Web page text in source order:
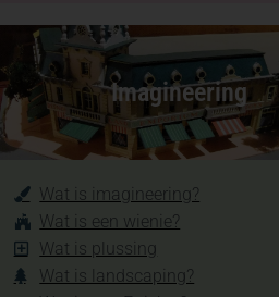
Imagineering
Wat is imagineering?
Wat is een wienie?
Wat is plussing
Wat is landscaping?